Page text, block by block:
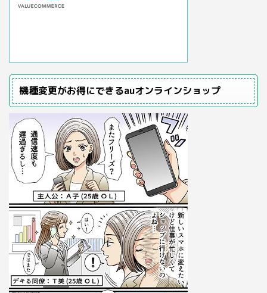
機種変更がお得にできるauオンラインショップ